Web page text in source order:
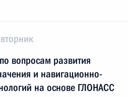
вопросам развития
и навигационно-
на основе ГЛОНАСС